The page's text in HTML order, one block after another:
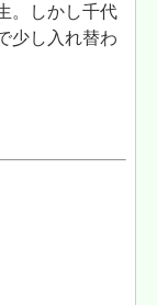
。しかし千代
少し入れ替わ